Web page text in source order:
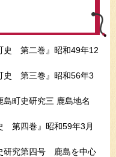
史 第二巻』昭和49年12
史 第三巻』昭和56年3
町史研究三 鹿島地名
第四巻』昭和59年3月
研究第四号 鹿島を中心